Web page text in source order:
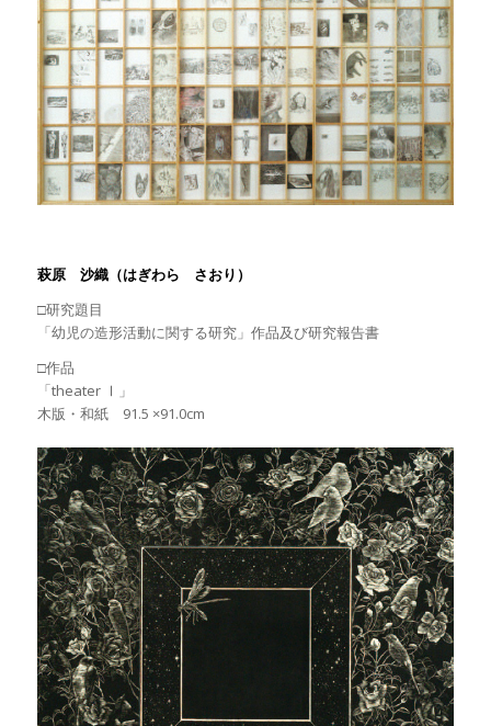
萩原 沙織（はぎわら さおり）
□研究題目
「幼児の造形活動に関する研究」作品及び研究報告書
□作品
「theater Ⅰ」
木版・和紙 91.5 ×91.0cm